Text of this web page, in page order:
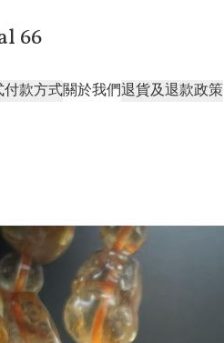
66
付款方式關於我們退貨及退款政策